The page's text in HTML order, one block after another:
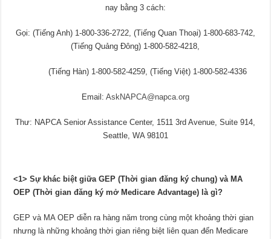
nay bằng 3 cách:
Gọi: (Tiếng Anh) 1-800-336-2722, (Tiếng Quan Thoại) 1-800-683-742,
(Tiếng Quảng Đông) 1-800-582-4218,
(Tiếng Hàn) 1-800-582-4259, (Tiếng Việt) 1-800-582-4336
Email: AskNAPCA@napca.org
Thư: NAPCA Senior Assistance Center, 1511 3rd Avenue, Suite 914,
Seattle, WA 98101
<1> Sự khác biệt giữa GEP (Thời gian đăng ký chung) và MA
OEP (Thời gian đăng ký mở Medicare Advantage) là gì?
GEP và MA OEP diễn ra hàng năm trong cùng một khoảng thời gian
nhưng là những khoảng thời gian riêng biệt liên quan đến Medicare